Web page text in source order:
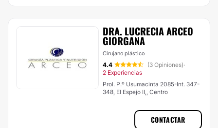
DRA. LUCRECIA ARCEO
GIORGANA
Cirujano plástico
4.4 (3 Opiniones)·
2 Experiencias
Prol. P.º Usumacinta 2085-Int. 347-
348, El Espejo II,, Centro
CONTACTAR